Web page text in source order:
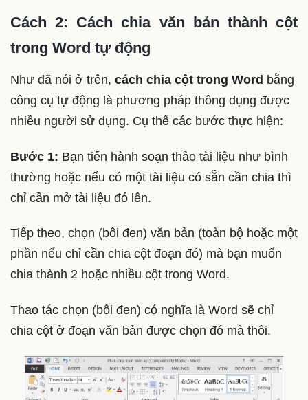
Cách 2: Cách chia văn bản thành cột
trong Word tự động
Như đã nói ở trên, cách chia cột trong Word bằng
công cụ tự động là phương pháp thông dụng được
nhiều người sử dụng. Cụ thể các bước thực hiện:
Bước 1: Bạn tiến hành soạn thảo tài liệu như bình
thường hoặc nếu có một tài liệu có sẵn cần chia thì
chỉ cần mở tài liệu đó lên.
Tiếp theo, chọn (bôi đen) văn bản (toàn bộ hoặc một
phần nếu chỉ cần chia cột đoạn đó) mà bạn muốn
chia thành 2 hoặc nhiều cột trong Word.
Thao tác chọn (bôi đen) có nghĩa là Word sẽ chỉ
chia cột ở đoạn văn bản được chọn đó mà thôi.